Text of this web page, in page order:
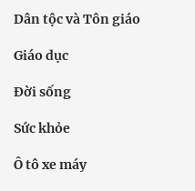
Dân tộc và Tôn giáo
Giáo dục
Đời sống
Sức khỏe
Ô tô xe máy